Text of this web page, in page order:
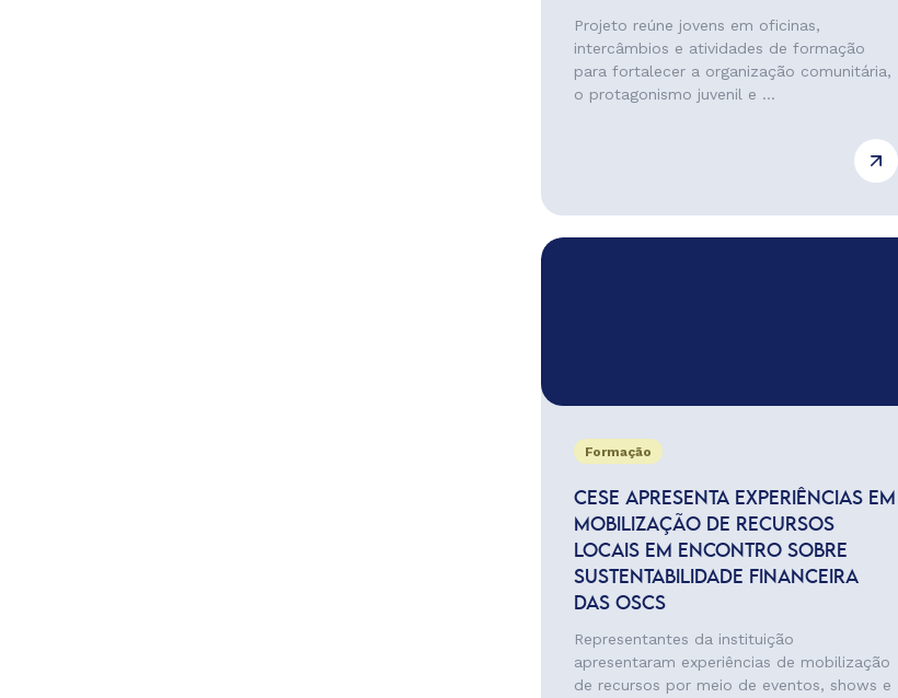
Projeto reúne jovens em oficinas,
intercâmbios e atividades de formação
para fortalecer a organização comunitária,
o protagonismo juvenil e ...
Formação
CESE APRESENTA EXPERIÊNCIAS EM
MOBILIZAÇÃO DE RECURSOS
LOCAIS EM ENCONTRO SOBRE
SUSTENTABILIDADE FINANCEIRA
DAS OSCS
Representantes da instituição
apresentaram experiências de mobilização
de recursos por meio de eventos, shows e